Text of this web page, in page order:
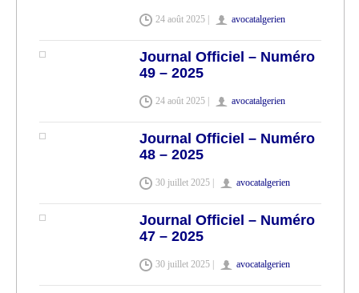
24 août 2025 | avocatalgerien
Journal Officiel – Numéro
49 – 2025
24 août 2025 | avocatalgerien
Journal Officiel – Numéro
48 – 2025
30 juillet 2025 | avocatalgerien
Journal Officiel – Numéro
47 – 2025
30 juillet 2025 | avocatalgerien